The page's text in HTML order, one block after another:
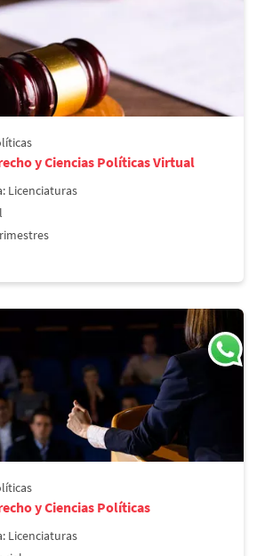
y Ciencias Políticas
información
y Ciencias Políticas Virtual
Licenciaturas
y Ciencias Políticas Virtual
Más información
y Ciencias Políticas
Licenciaturas